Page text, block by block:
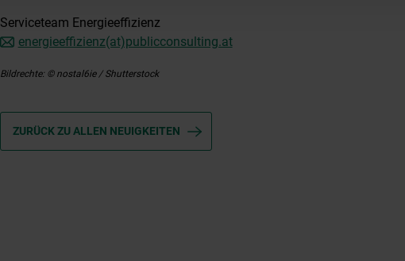
Serviceteam Energieeffizienz
energieeffizienz(at)publicconsulting.at
Bildrechte: © nostal6ie / Shutterstock
ZURÜCK ZU ALLEN NEUIGKEITEN